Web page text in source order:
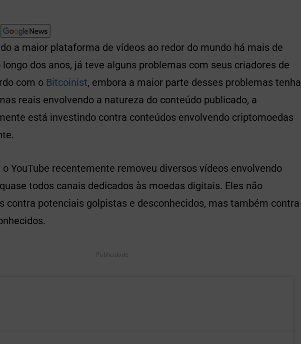
a maior plataforma de vídeos ao redor do mundo há mais de
longo dos anos, já teve alguns problemas com seus criadores de
com o Bitcoinist, embora a maior parte desses problemas tenha
reais envolvendo a natureza do conteúdo publicado, a
está investindo contra conteúdos envolvendo criptomoedas
o YouTube recentemente removeu diversos vídeos envolvendo
todos canais dedicados às moedas digitais. Eles não
contra potenciais golpistas e desconhecidos, mas também contra
Publicidade